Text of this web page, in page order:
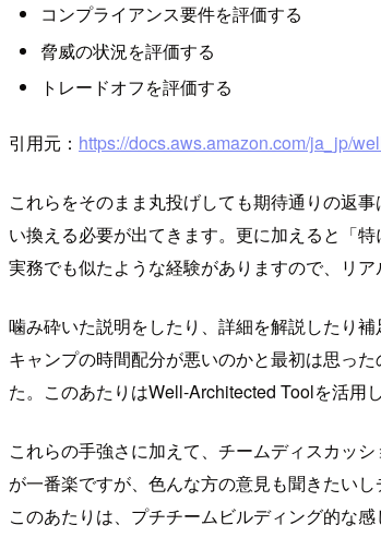
コンプライアンス要件を評価する
脅威の状況を評価する
トレードオフを評価する
引用元： https://docs.aws.amazon.com/ja_jp/
これらをそのまま丸投げしても期待通りの返
い換える必要が出てきます。更に加えると「
実務でも似たような経験がありますので、リア
噛み砕いた説明をしたり、詳細を解説したり
キャンプの時間配分が悪いのかと最初は思っ
た。このあたりはWell-Architected Toolを活用
これらの手強さに加えて、チームディスカッ
が一番楽ですが、色んな方の意見も聞きたい
このあたりは、プチチームビルディング的な